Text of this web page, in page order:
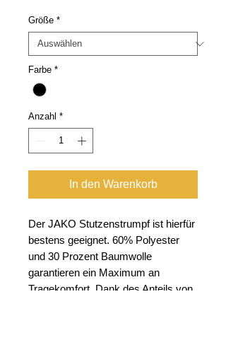
Größe *
Farbe *
Anzahl *
In den Warenkorb
Der JAKO Stutzenstrumpf ist hierfür
bestens geeignet. 60% Polyester
und 30 Prozent Baumwolle
garantieren ein Maximum an
Tragekomfort. Dank des Anteils von